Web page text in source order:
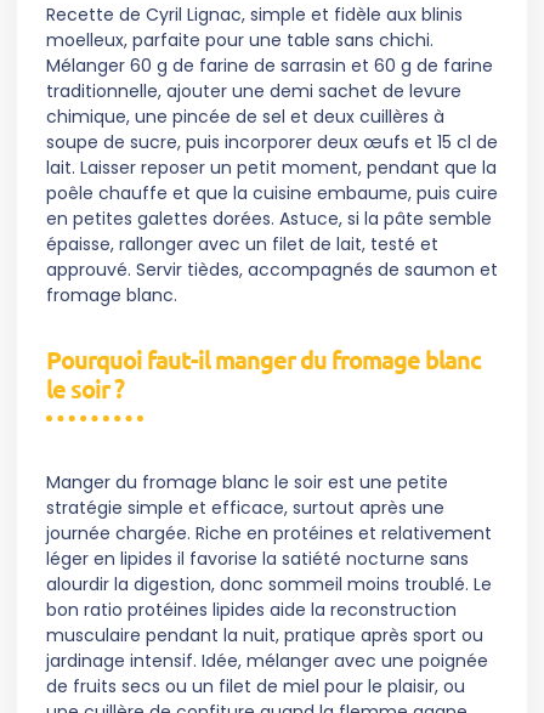
Recette de Cyril Lignac, simple et fidèle aux blinis
moelleux, parfaite pour une table sans chichi.
Mélanger 60 g de farine de sarrasin et 60 g de farine
traditionnelle, ajouter une demi sachet de levure
chimique, une pincée de sel et deux cuillères à
soupe de sucre, puis incorporer deux œufs et 15 cl de
lait. Laisser reposer un petit moment, pendant que la
poêle chauffe et que la cuisine embaume, puis cuire
en petites galettes dorées. Astuce, si la pâte semble
épaisse, rallonger avec un filet de lait, testé et
approuvé. Servir tièdes, accompagnés de saumon et
fromage blanc.
Pourquoi faut-il manger du fromage blanc
le soir ?
Manger du fromage blanc le soir est une petite
stratégie simple et efficace, surtout après une
journée chargée. Riche en protéines et relativement
léger en lipides il favorise la satiété nocturne sans
alourdir la digestion, donc sommeil moins troublé. Le
bon ratio protéines lipides aide la reconstruction
musculaire pendant la nuit, pratique après sport ou
jardinage intensif. Idée, mélanger avec une poignée
de fruits secs ou un filet de miel pour le plaisir, ou